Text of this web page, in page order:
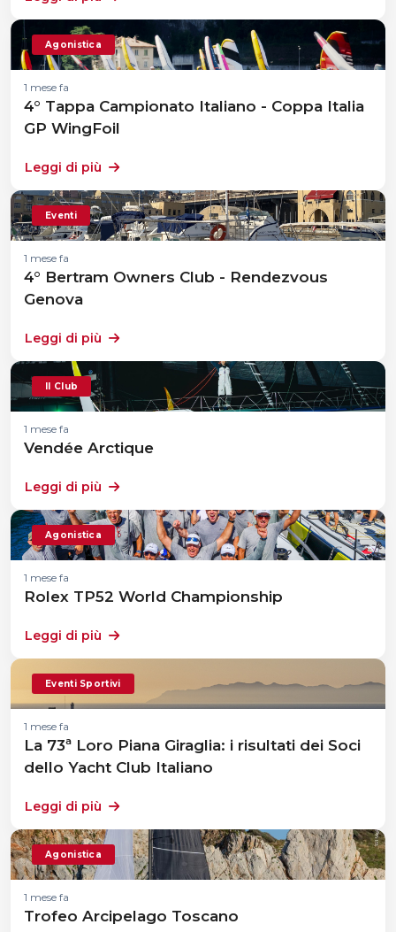
Agonistica
1 mese fa
4° Tappa Campionato Italiano - Coppa Italia
GP WingFoil
Leggi di più
Eventi
1 mese fa
4° Bertram Owners Club - Rendezvous
Genova
Leggi di più
Il Club
1 mese fa
Vendée Arctique
Leggi di più
Agonistica
1 mese fa
Rolex TP52 World Championship
Leggi di più
Eventi Sportivi
1 mese fa
La 73ª Loro Piana Giraglia: i risultati dei Soci
dello Yacht Club Italiano
Leggi di più
Agonistica
1 mese fa
Trofeo Arcipelago Toscano